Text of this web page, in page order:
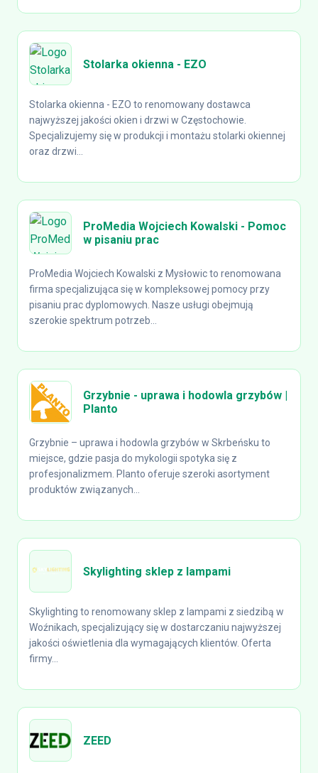
Stolarka okienna - EZO
Stolarka okienna - EZO to renomowany dostawca
najwyższej jakości okien i drzwi w Częstochowie.
Specjalizujemy się w produkcji i montażu stolarki okiennej
oraz drzwi...
ProMedia Wojciech Kowalski - Pomoc
w pisaniu prac
ProMedia Wojciech Kowalski z Mysłowic to renomowana
firma specjalizująca się w kompleksowej pomocy przy
pisaniu prac dyplomowych. Nasze usługi obejmują
szerokie spektrum potrzeb...
Grzybnie - uprawa i hodowla grzybów |
Planto
Grzybnie – uprawa i hodowla grzybów w Skrbeńsku to
miejsce, gdzie pasja do mykologii spotyka się z
profesjonalizmem. Planto oferuje szeroki asortyment
produktów związanych...
Skylighting sklep z lampami
Skylighting to renomowany sklep z lampami z siedzibą w
Woźnikach, specjalizujący się w dostarczaniu najwyższej
jakości oświetlenia dla wymagających klientów. Oferta
firmy...
ZEED